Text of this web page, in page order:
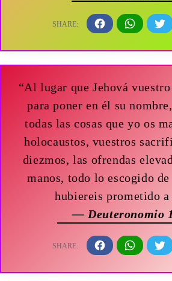
“Al lugar que Jehová
para poner en él su
todas las cosas que yo os
holocaustos, vuestros
diezmos, las ofrendas
manos, todo lo escogido
hubiereis prometido a
— Deuteronomio